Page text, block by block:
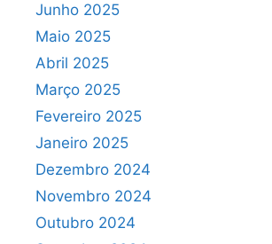
Junho 2025
Maio 2025
Abril 2025
Março 2025
Fevereiro 2025
Janeiro 2025
Dezembro 2024
Novembro 2024
Outubro 2024